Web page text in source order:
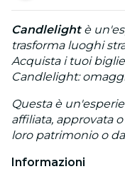
Candlelightè
trasforma luoghi
Acquista i tuoi
Candlelight:
Questa è
affiliata, approvata
loro patrimonio o
Informazioni